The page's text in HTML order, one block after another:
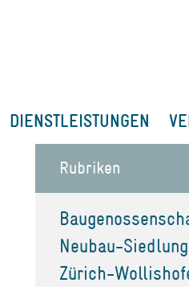
DIENSTLEISTUNGEN
Rubriken
Neubau-
Zürich-